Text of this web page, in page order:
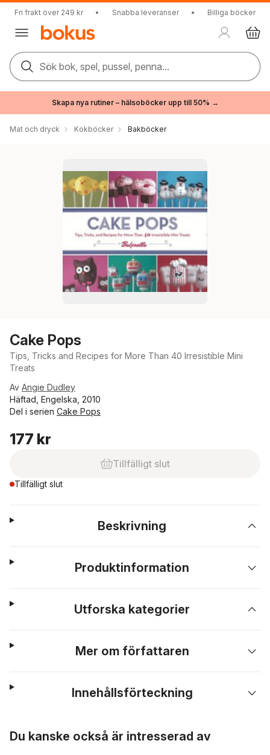
Fri frakt över 249 kr • Snabba leveranser • Billiga böcker
Sök bok, spel, pussel, penna...
Skapa nya rutiner – hälsoböcker upp till 50% →
Mat och dryck Kokböcker Bakböcker
Cake Pops
Tips, Tricks and Recipes for More Than 40 Irresistible Mini
Treats
Av Angie Dudley
Häftad, Engelska, 2010
Del i serien Cake Pops
177 kr
Tillfälligt slut
Tillfälligt slut
Beskrivning
Produktinformation
Utforska kategorier
Mer om författaren
Innehållsförteckning
Du kanske också är intresserad av